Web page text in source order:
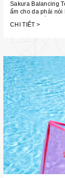
Sakura Balancing
ẩm cho da phải
3-4 giọt là để... […]
CHI TIẾT >